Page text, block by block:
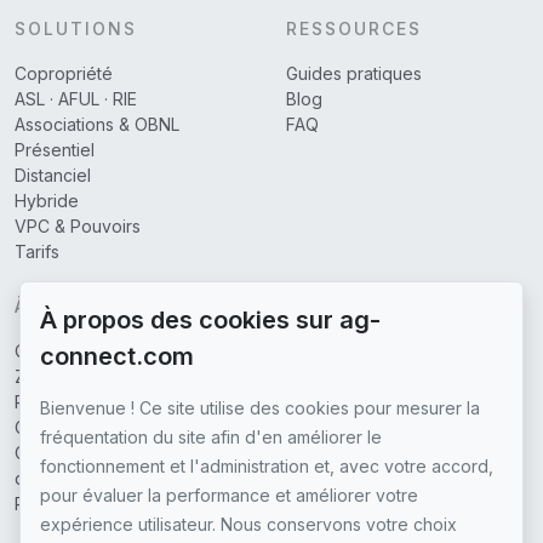
SOLUTIONS
Copropriété
ASL · AFUL · RIE
Associations & OBNL
Présentiel
Distanciel
Hybride
VPC & Pouvoirs
Tarifs
RESSOURCES
Guides pratiques
Blog
FAQ
À PROPOS
Qui sommes-nous
Zones couvertes
Partenaires
Contactez-nous
Conditions générales
d'utilisation
Politique de confidentialité
À propos des cookies sur ag-
connect.com
Bienvenue ! Ce site utilise des cookies pour mesurer la
fréquentation du site afin d'en améliorer le
fonctionnement et l'administration et, avec votre accord,
pour évaluer la performance et améliorer votre
expérience utilisateur. Nous conservons votre choix